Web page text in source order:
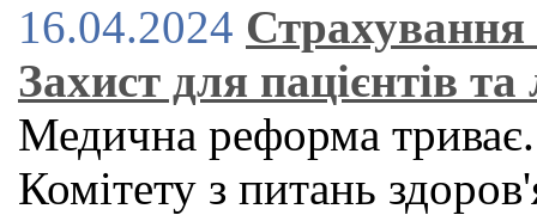
16.04.2024 Страхування
Захист для пацієнтів та
Медична реформа
Комітету з питань